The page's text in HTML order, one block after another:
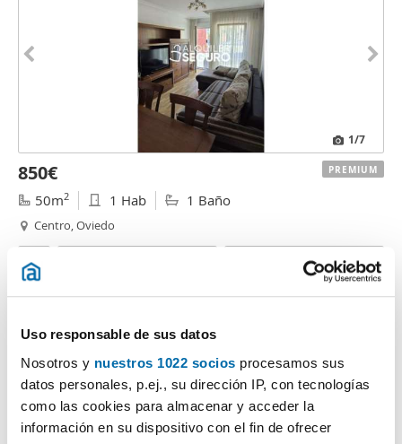
Uso responsable de sus datos
Nosotros y nuestros 1022 socios procesamos sus
datos personales, p.ej., su dirección IP, con tecnologías
como las cookies para almacenar y acceder la
información en su dispositivo con el fin de ofrecer
1/7
850€
50m2 1 Hab 1 Baño
Centro, Oviedo
Llamar
PREMIUM